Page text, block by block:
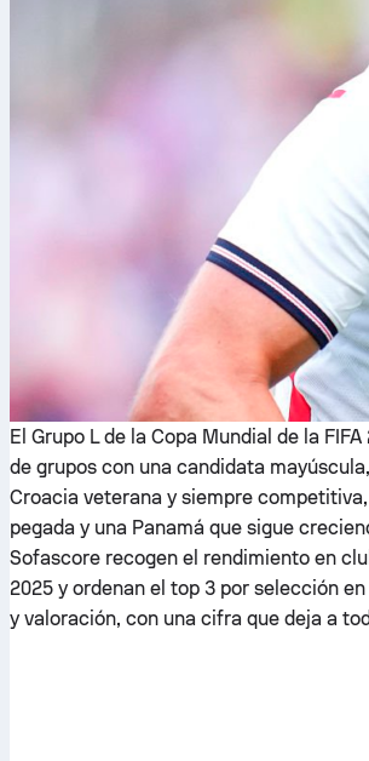
El Grupo L de la Copa Mundial de la
de grupos con una candidata
Croacia veterana y siempre
pegada y una Panamá que sigue
Sofascore recogen el rendimiento en
2025 y ordenan el top 3 por selección
y valoración, con una cifra que deja a